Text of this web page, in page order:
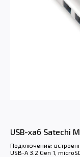
USB-хаб Satechi
Подключение:
USB-A 3.2 Gen 1,